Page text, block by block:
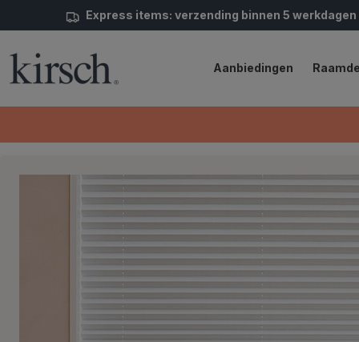
Express items: verzending binnen 5 werkdagen
Aanbiedingen